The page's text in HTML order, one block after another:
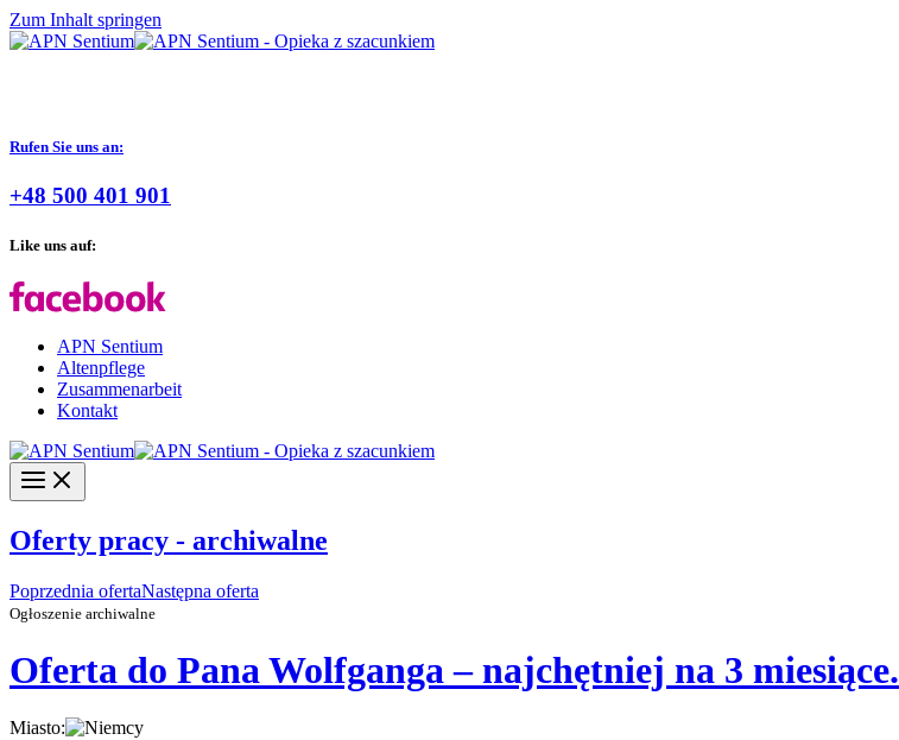
Zum Inhalt springen
Rufen Sie uns an:
+48 500 401 901
Like uns auf:
APN Sentium
Altenpflege
Zusammenarbeit
Kontakt
Oferty pracy - archiwalne
Poprzednia ofertaNastępna oferta
Ogłoszenie archiwalne
Oferta do Pana Wolfganga – najchętniej na 3 miesiące.
Miasto: